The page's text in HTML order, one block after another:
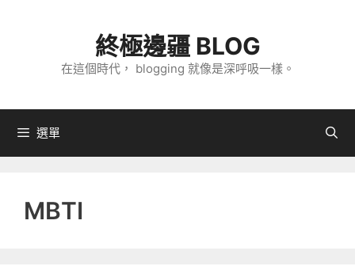
內
終極邊疆 BLOG
在這個時代， blogging 就像是深呼吸一樣。
選單
MBTI